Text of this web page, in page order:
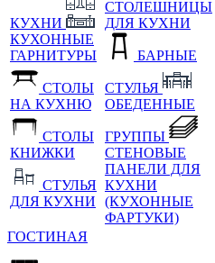
КУХНИ
КУХОННЫЕ
ГАРНИТУРЫ
СТОЛЫ
НА КУХНЮ
СТОЛЫ
КНИЖКИ
СТУЛЬЯ
ДЛЯ КУХНИ
СТОЛЕШНИЦЫ
ДЛЯ КУХНИ
БАРНЫЕ
СТУЛЬЯ
ОБЕДЕННЫЕ
ГРУППЫ
СТЕНОВЫЕ
ПАНЕЛИ ДЛЯ
КУХНИ
(КУХОННЫЕ
ФАРТУКИ)
ГОСТИНАЯ